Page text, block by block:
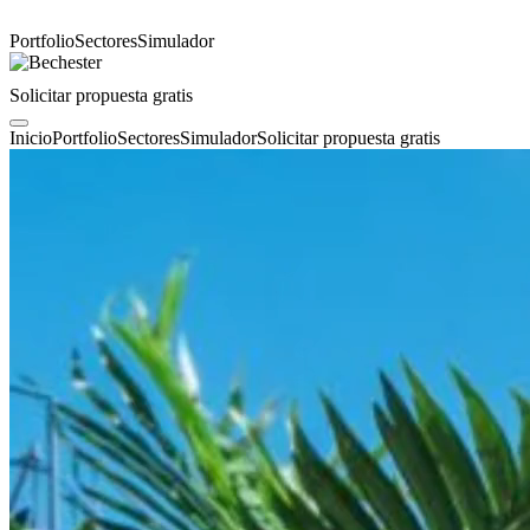
PortfolioSectoresSimulador
Solicitar propuesta gratis
InicioPortfolioSectoresSimuladorSolicitar propuesta gratis